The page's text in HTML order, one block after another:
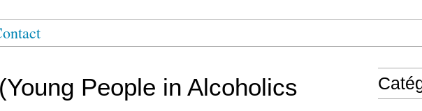
People in Alcoholics